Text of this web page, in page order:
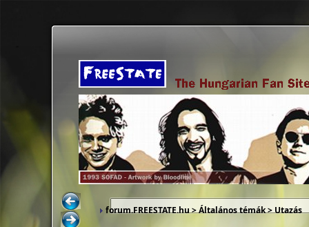
forum.FREESTATE.hu>Általános témák>Utazás